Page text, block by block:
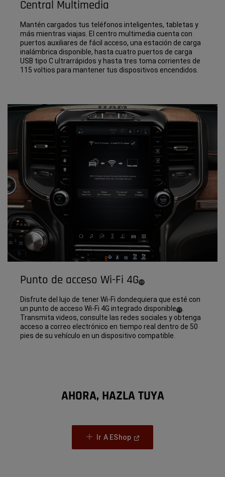
Central Multimedia
Mantén cargados tus teléfonos inteligentes, tabletas y
más mientras viajas. El centro multimedia cuenta con
puertos auxiliares de fácil acceso, una estación de carga
inalámbrica disponible, hasta cuatro puertos de carga
USB tipo C ultrarrápidos y hasta tres toma corrientes de
115 voltios para mantener tus dispositivos encendidos.
Punto de acceso Wi-Fi 4G(
Disclosure
10)
Disfrute del lujo de tener Wi-Fi dondequiera que esté con
un punto de acceso Wi-Fi 4G integrado disponible(
Disclosure
11).
Transmita videos, consulte las redes sociales y obtenga
acceso a correo electrónico en tiempo real dentro de 50
pies de su vehículo en un dispositivo compatible.
AHORA, HAZLA TUYA
Ir A EShop( Open